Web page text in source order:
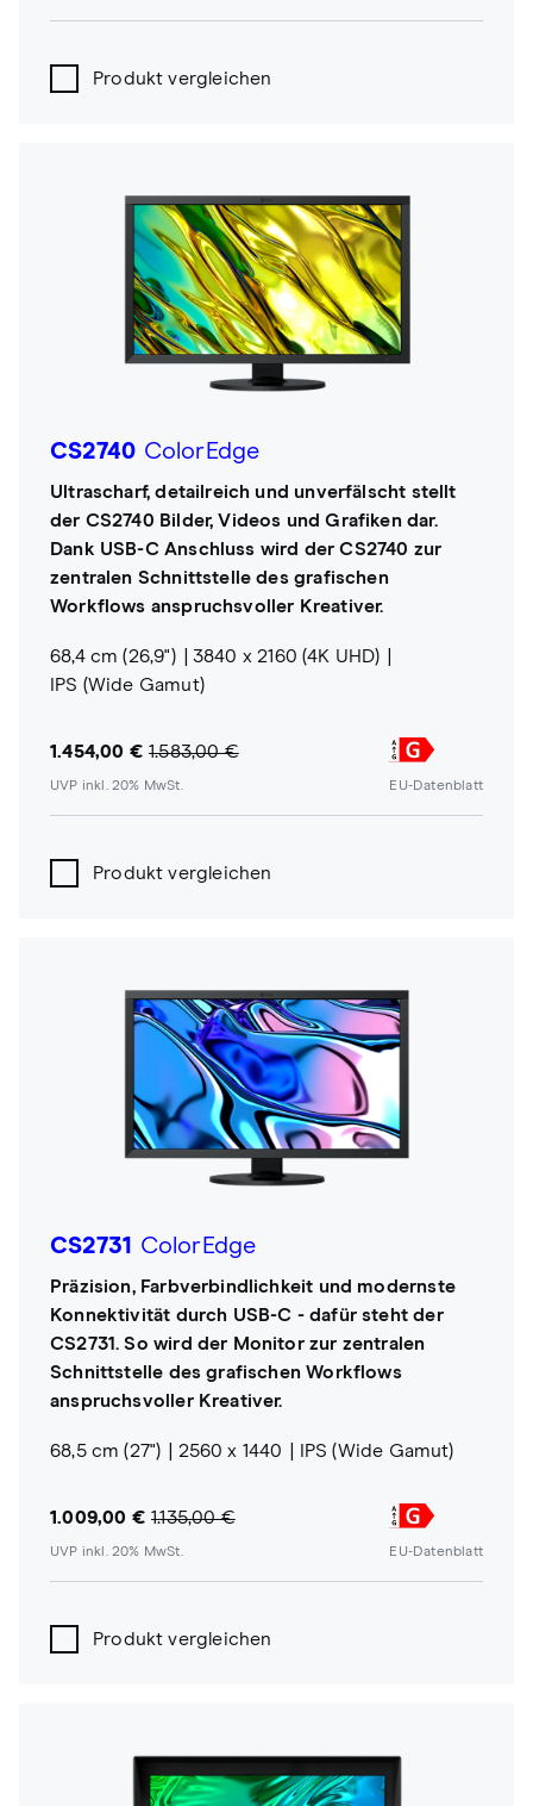
Produkt vergleichen
CS2740 ColorEdge
Ultrascharf, detailreich und unverfälscht stellt
der CS2740 Bilder, Videos und Grafiken dar.
Dank USB-C Anschluss wird der CS2740 zur
zentralen Schnittstelle des grafischen
Workflows anspruchsvoller Kreativer.
68,4 cm (26,9")
3840 x 2160 (4K UHD)
IPS (Wide Gamut)
1.454,00 € 1.583,00 €
UVP inkl. 20% MwSt. EU-Datenblatt
Produkt vergleichen
CS2731 ColorEdge
Präzision, Farbverbindlichkeit und modernste
Konnektivität durch USB-C - dafür steht der
CS2731. So wird der Monitor zur zentralen
Schnittstelle des grafischen Workflows
anspruchsvoller Kreativer.
68,5 cm (27") 2560 x 1440 IPS (Wide Gamut)
1.009,00 € 1.135,00 €
UVP inkl. 20% MwSt. EU-Datenblatt
Produkt vergleichen